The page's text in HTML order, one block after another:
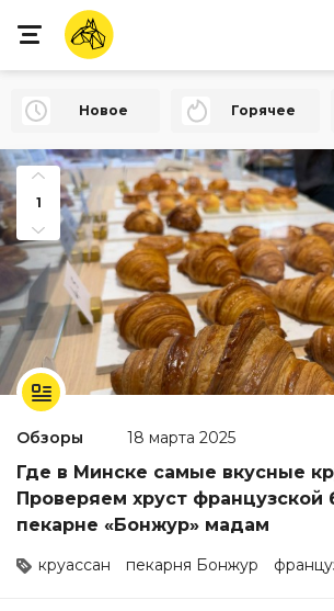
Новое Горячее
1
Обзоры 18 марта 2025
Где в Минске самые вкусные
Проверяем хруст французской
пекарне «Бонжур» мадам
круассан пекарня Бонжур